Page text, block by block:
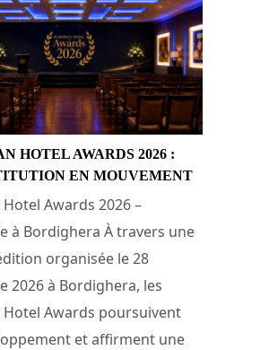
HOTEL AWARDS 2026 :
EN MOUVEMENT
Awards 2026 –
à Bordighera À travers une
organisée le 28
2026 à Bordighera, les
Hotel Awards poursuivent
et affirment une